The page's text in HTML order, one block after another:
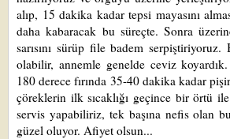
alıp, 15 dakika kadar tepsi mayasını
daha kabaracak bu süreçte. Sonra
sarısını sürüp file badem
olabilir, annemle genelde ceviz koyardık.
180 derece fırında 35-40 dakika kadar
çöreklerin ilk sıcaklığı geçince bir örtü
servis yapabiliriz, tek başına nefis olan
güzel oluyor. Afiyet olsun...